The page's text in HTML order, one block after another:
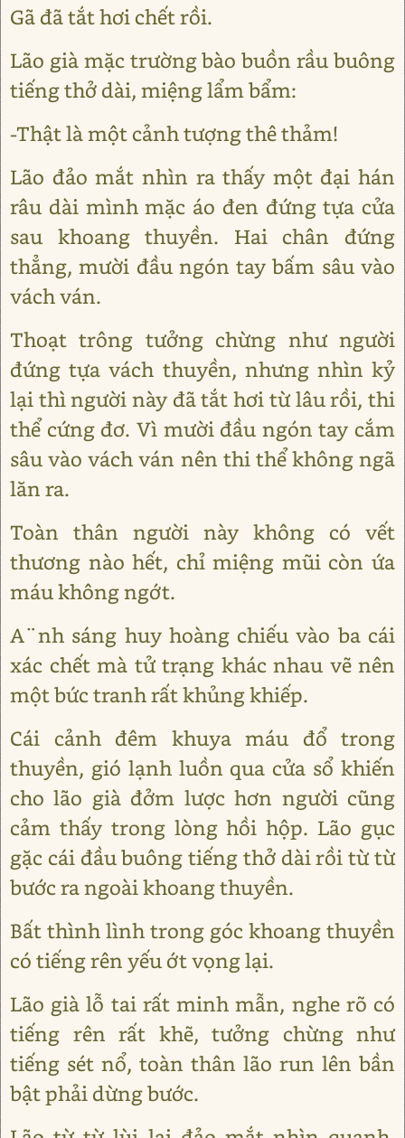
Gã đã tắt hơi chết rồi.
Lão già mặc trường bào buồn rầu buông
tiếng thở dài, miệng lẩm bẩm:
-Thật là một cảnh tượng thê thảm!
Lão đảo mắt nhìn ra thấy một đại hán
râu dài mình mặc áo đen đứng tựa cửa
sau khoang thuyền. Hai chân đứng
thẳng, mười đầu ngón tay bấm sâu vào
vách ván.
Thoạt trông tưởng chừng như người
đứng tựa vách thuyền, nhưng nhìn kỷ
lại thì người này đã tắt hơi từ lâu rồi, thi
thể cứng đơ. Vì mười đầu ngón tay cắm
sâu vào vách ván nên thi thể không ngã
lăn ra.
Toàn thân người này không có vết
thương nào hết, chỉ miệng mũi còn ứa
máu không ngớt.
A¨nh sáng huy hoàng chiếu vào ba cái
xác chết mà tử trạng khác nhau vẽ nên
một bức tranh rất khủng khiếp.
Cái cảnh đêm khuya máu đổ trong
thuyền, gió lạnh luồn qua cửa sổ khiến
cho lão già đởm lược hơn người cũng
cảm thấy trong lòng hồi hộp. Lão gục
gặc cái đầu buông tiếng thở dài rồi từ từ
bước ra ngoài khoang thuyền.
Bất thình lình trong góc khoang thuyền
có tiếng rên yếu ớt vọng lại.
Lão già lỗ tai rất minh mẫn, nghe rõ có
tiếng rên rất khẽ, tưởng chừng như
tiếng sét nổ, toàn thân lão run lên bần
bật phải dừng bước.